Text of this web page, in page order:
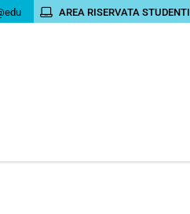
AREA RISERVATA STUDENTI